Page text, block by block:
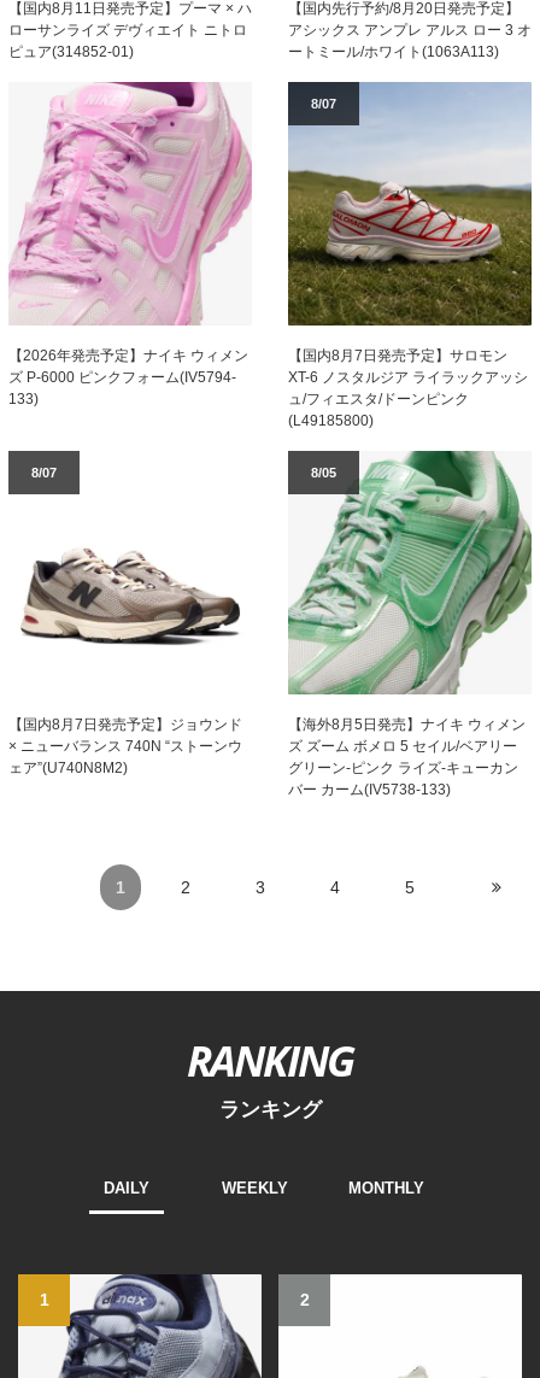
【国内8月11日発売予定】プーマ × ハ
ローサンライズ デヴィエイト ニトロ
ピュア(314852-01)
【国内先行予約/8月20日発売予定】
アシックス アンプレ アルス ロー 3 オ
ートミール/ホワイト(1063A113)
【2026年発売予定】ナイキ ウィメン
ズ P-6000 ピンクフォーム(IV5794-
133)
8/07
【国内8月7日発売予定】サロモン
XT-6 ノスタルジア ライラックアッシ
ュ/フィエスタ/ドーンピンク
(L49185800)
8/07
【国内8月7日発売予定】ジョウンド
× ニューバランス 740N “ストーンウ
ェア”(U740N8M2)
8/05
【海外8月5日発売】ナイキ ウィメン
ズ ズーム ボメロ 5 セイル/ベアリー
グリーン-ピンク ライズ-キューカン
バー カーム(IV5738-133)
1 2 3 4 5
RANKING
ランキング
DAILY WEEKLY MONTHLY
1 2